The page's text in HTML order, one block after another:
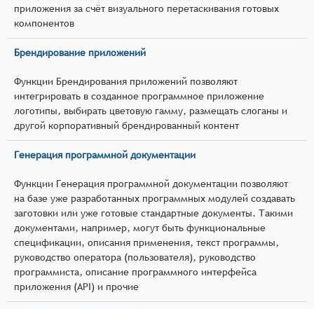
приложения за счёт визуального перетаскивания готовых
компонентов
Брендирование приложений
Функции Брендирования приложений позволяют
интегрировать в созданное программное приложение
логотипы, выбирать цветовую гамму, размещать слоганы и
другой корпоративный брендированный контент
Генерация программной документации
Функции Генерация программной документации позволяют
на базе уже разработанных программных модулей создавать
заготовки или уже готовые стандартные документы. Такими
документами, например, могут быть функциональные
спецификации, описания применения, текст программы,
руководство оператора (пользователя), руководство
программиста, описание программного интерфейса
приложения (API) и прочие